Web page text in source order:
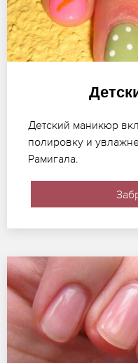
Детский маникюр
полировку и
Рамигала.